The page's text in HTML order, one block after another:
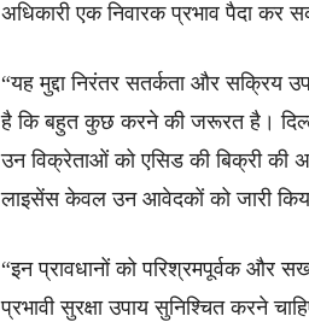
अधिकारी एक निवारक प्रभाव पैदा
“यह मुद्दा निरंतर सतर्कता और सक्रिय
है कि बहुत कुछ करने की जरूरत है।
उन विक्रेताओं को एसिड की बिक्री की
लाइसेंस केवल उन आवेदकों को जारी किया
“इन प्रावधानों को परिश्रमपूर्वक और
प्रभावी सुरक्षा उपाय सुनिश्चित करने